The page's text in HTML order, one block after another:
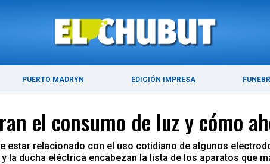
PUERTO MADRYN EDICIÓN IMPRESA
2026 ÚLTIMAS NOTICIAS PUERTO MADRYN
el consumo de luz y cómo
estar relacionado con el uso cotidiano de algunos
la ducha eléctrica encabezan la lista de los aparatos que